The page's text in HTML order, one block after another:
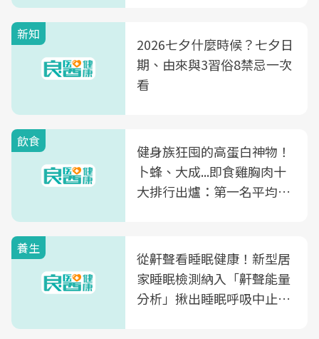
新知
2026七夕什麼時候？七夕日
期、由來與3習俗8禁忌一次
看
飲食
健身族狂囤的高蛋白神物！
卜蜂、大成...即食雞胸肉十
大排行出爐：第一名平均一
養生
從鼾聲看睡眠健康！新型居
家睡眠檢測納入「鼾聲能量
分析」揪出睡眠呼吸中止症